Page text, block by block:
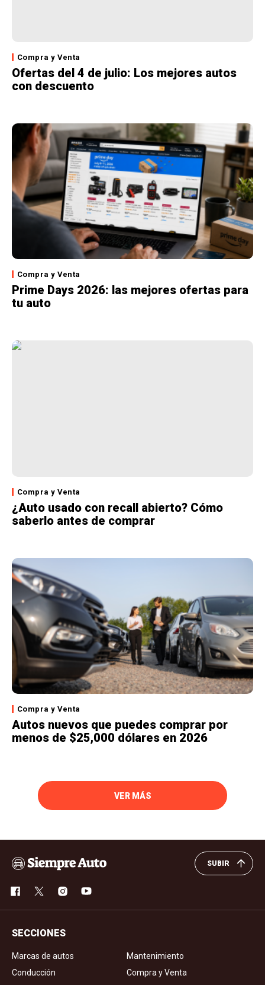
Compra y Venta
Ofertas del 4 de julio: Los mejores autos
con descuento
Compra y Venta
Prime Days 2026: las mejores ofertas para
tu auto
Compra y Venta
¿Auto usado con recall abierto? Cómo
saberlo antes de comprar
Compra y Venta
Autos nuevos que puedes comprar por
menos de $25,000 dólares en 2026
VER MÁS
SUBIR
SECCIONES
Marcas de autos
Mantenimiento
Conducción
Compra y Venta